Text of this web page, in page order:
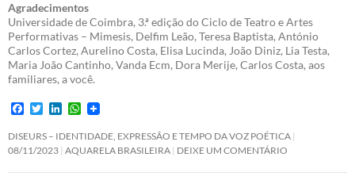
Agradecimentos
Universidade de Coimbra, 3.ª edição do Ciclo de Teatro e Artes
Performativas – Mimesis, Delfim Leão, Teresa Baptista, António
Carlos Cortez, Aurelino Costa, Elisa Lucinda, João Diniz, Lia Testa,
Maria João Cantinho, Vanda Ecm, Dora Merije, Carlos Costa, aos
familiares, a você.
F
c
e
b
o
T
i
t
t
e
n
k
e
d
W
a
t
s
A
DISEURS – IDENTIDADE, EXPRESSÃO E TEMPO DA VOZ POÉTICA
08/11/2023 AQUARELA BRASILEIRA DEIXE UM COMENTÁRIO